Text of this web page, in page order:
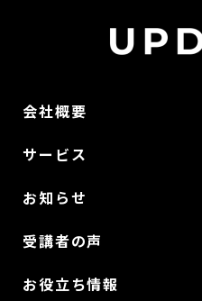
会社概要
サービス
お知らせ
受講者の声
お役立ち情報